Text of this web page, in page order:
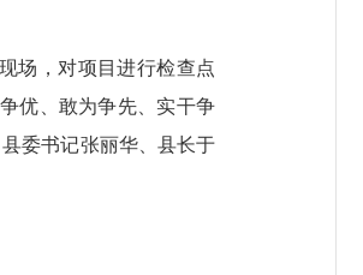
场，对项目进行检查点
优、敢为争先、实干争
委书记张丽华、县长于